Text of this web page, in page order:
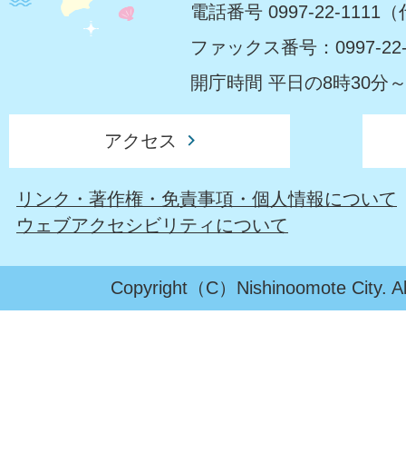
電話番号 0997-22-1111（
ファックス番号：0997-
開庁時間 平日の8時30分
アクセス
リンク・著作権・免責事項・個人情報について
ウェブアクセシビリティについて
Copyright（C）Nishinoomote City.